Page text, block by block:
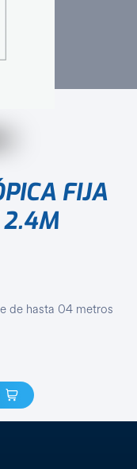
FIJA
2.4M
de hasta 04 metros